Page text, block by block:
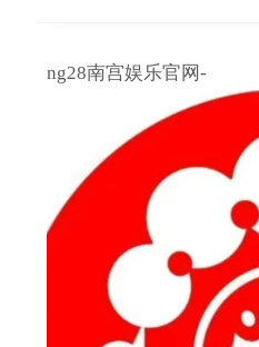
ng28南宫娱乐官网-